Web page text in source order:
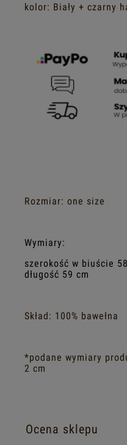
kolor: Biały + czarny
Rozmiar: one size
Wymiary:
szerokość w biuście
długość 59 cm
Skład: 100% bawełna
*podane wymiary
2 cm
Ocena sklepu